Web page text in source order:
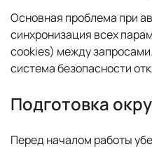
Основная проблема при
синхронизация всех
cookies) между
система безопасности
Подготовка
Перед началом работы